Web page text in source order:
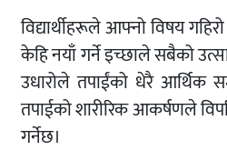
विद्यार्थीहरूले आफ्नो विषय
केहि नयाँ गर्ने इच्छाले सबैको
उधारोले तपाईंको धेरै आर्थिक
तपाईको शारीरिक आकर्षणले
गर्नेछ।